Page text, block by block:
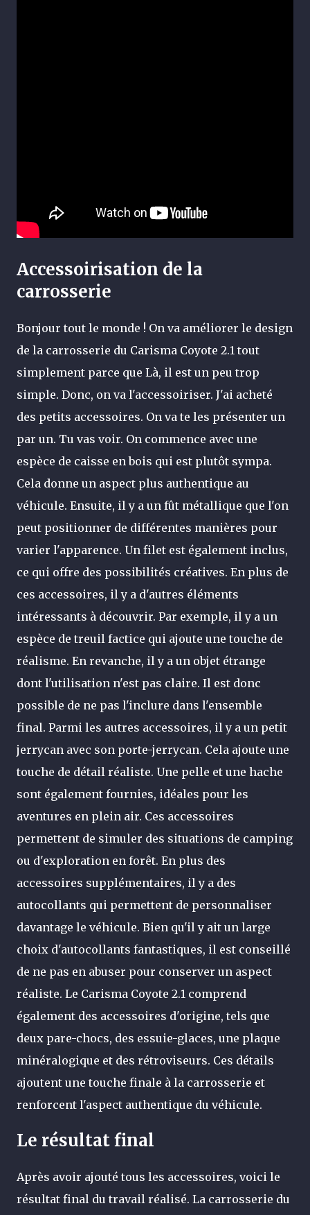
Accessoirisation de la
carrosserie
Bonjour tout le monde ! On va améliorer le design
de la carrosserie du Carisma Coyote 2.1 tout
simplement parce que Là, il est un peu trop
simple. Donc, on va l'accessoiriser. J'ai acheté
des petits accessoires. On va te les présenter un
par un. Tu vas voir. On commence avec une
espèce de caisse en bois qui est plutôt sympa.
Cela donne un aspect plus authentique au
véhicule. Ensuite, il y a un fût métallique que l'on
peut positionner de différentes manières pour
varier l'apparence. Un filet est également inclus,
ce qui offre des possibilités créatives. En plus de
ces accessoires, il y a d'autres éléments
intéressants à découvrir. Par exemple, il y a un
espèce de treuil factice qui ajoute une touche de
réalisme. En revanche, il y a un objet étrange
dont l'utilisation n'est pas claire. Il est donc
possible de ne pas l'inclure dans l'ensemble
final. Parmi les autres accessoires, il y a un petit
jerrycan avec son porte-jerrycan. Cela ajoute une
touche de détail réaliste. Une pelle et une hache
sont également fournies, idéales pour les
aventures en plein air. Ces accessoires
permettent de simuler des situations de camping
ou d'exploration en forêt. En plus des
accessoires supplémentaires, il y a des
autocollants qui permettent de personnaliser
davantage le véhicule. Bien qu'il y ait un large
choix d'autocollants fantastiques, il est conseillé
de ne pas en abuser pour conserver un aspect
réaliste. Le Carisma Coyote 2.1 comprend
également des accessoires d'origine, tels que
deux pare-chocs, des essuie-glaces, une plaque
minéralogique et des rétroviseurs. Ces détails
ajoutent une touche finale à la carrosserie et
renforcent l'aspect authentique du véhicule.
Le résultat final
Après avoir ajouté tous les accessoires, voici le
résultat final du travail réalisé. La carrosserie du